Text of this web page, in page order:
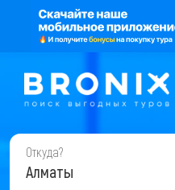
Откуда?
Алматы